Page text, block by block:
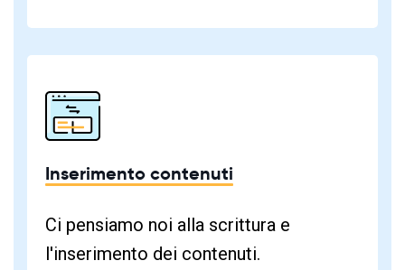
Inserimento contenuti
Ci pensiamo noi alla scrittura e
l'inserimento dei contenuti.